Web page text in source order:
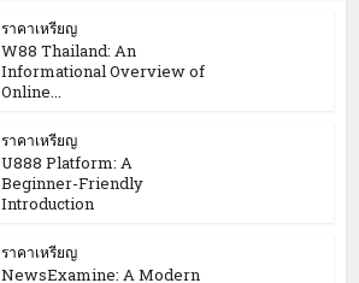
ราคาเหรียญ
W88 Thailand: An
Informational Overview of
Online...
ราคาเหรียญ
U888 Platform: A
Beginner-Friendly
Introduction
ราคาเหรียญ
NewsExamine: A Modern